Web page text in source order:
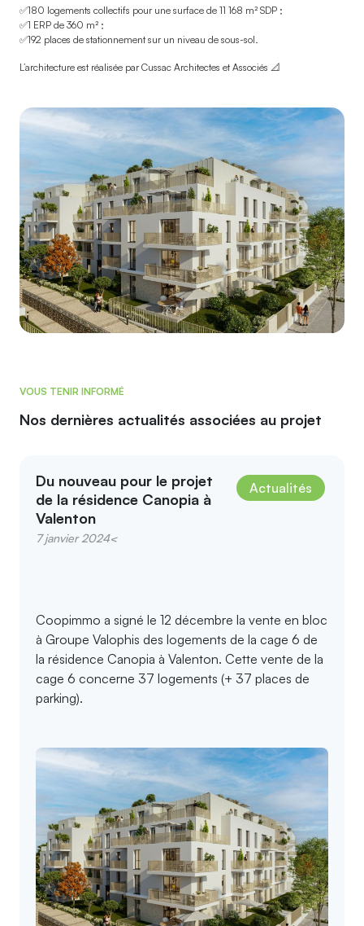
✅180 logements collectifs pour une surface de 11 168 m² SDP ;
✅1 ERP de 360 m² ;
✅192 places de stationnement sur un niveau de sous-sol.
L’architecture est réalisée par Cussac Architectes et Associés 📐
VOUS TENIR INFORMÉ
Nos dernières actualités associées au projet
Du nouveau pour le projet
de la résidence Canopia à
Valenton
7 janvier 2024<
Actualités
Coopimmo a signé le 12 décembre la vente en bloc
à Groupe Valophis des logements de la cage 6 de
la résidence Canopia à Valenton. Cette vente de la
cage 6 concerne 37 logements (+ 37 places de
parking).